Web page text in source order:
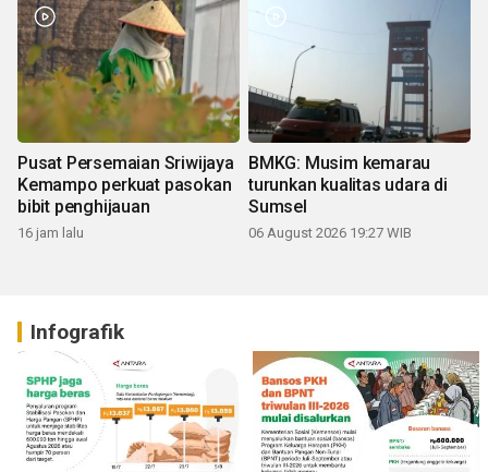
Pusat Persemaian Sriwijaya
Kemampo perkuat pasokan
bibit penghijauan
16 jam lalu
BMKG: Musim kemarau
turunkan kualitas udara di
Sumsel
06 August 2026 19:27 WIB
Infografik